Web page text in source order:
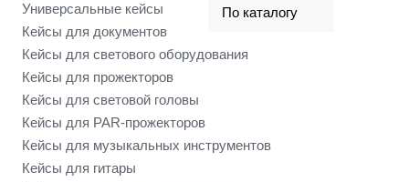
По каталогу
Универсальные кейсы
Кейсы для документов
Кейсы для светового оборудования
Кейсы для прожекторов
Кейсы для световой головы
Кейсы для PAR-прожекторов
Кейсы для музыкальных инструментов
Кейсы для гитары